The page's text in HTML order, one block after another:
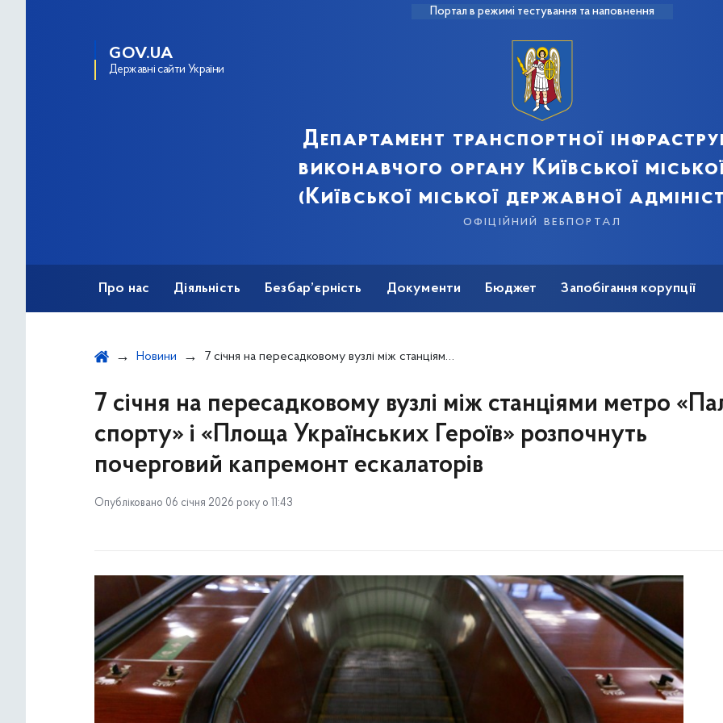
Портал в режимі тестування та наповнення
GOV.UA
Державні сайти України
Департамент транспортної
виконавчого органу Київської
(Київської міської державної
офіційний вебпортал
Про нас Діяльність Безбар’єрність Документи Бюджет Запобігання корупції
Новини 7 січня на пересадковому вузлі між станціями метро «Палац спорту» і «Площа Українських Героїв» розпочнуть почерговий капремонт ескалаторів
7 січня на пересадковому вузлі між станціями метро
спорту» і «Площа Українських Героїв» розпочнуть
почерговий капремонт ескалаторів
Опубліковано 06 січня 2026 року о 11:43